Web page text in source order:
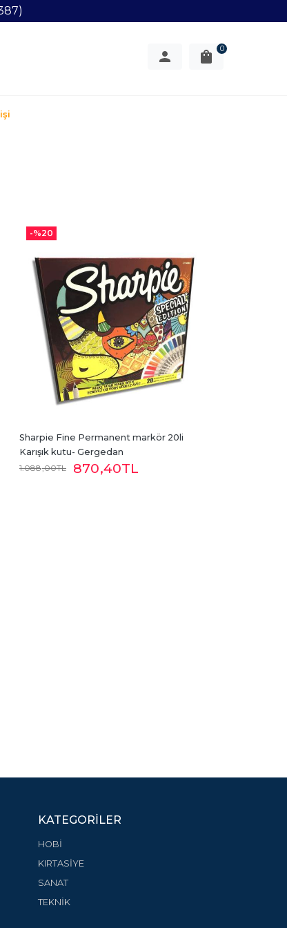
0
-%20
Sharpie Fine Permanent markör 20li
Karışık kutu- Gergedan
1.088,00TL 870,40TL
KATEGORILER
HOBİ
KIRTASİYE
SANAT
TEKNİK